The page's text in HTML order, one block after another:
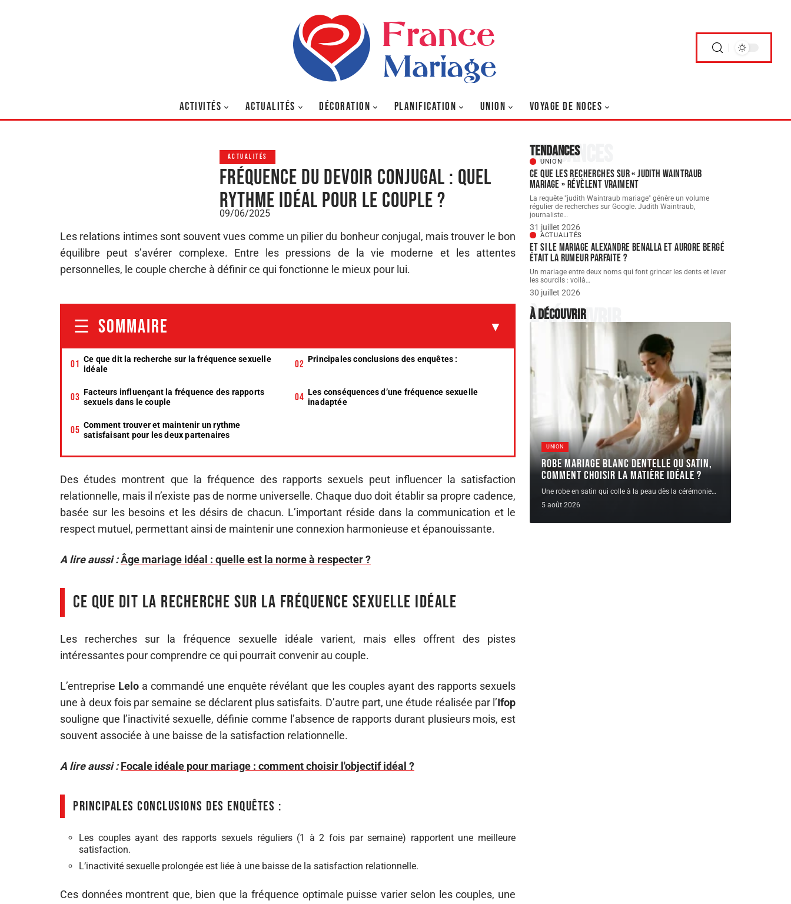
ACTIVITÉS ACTUALITÉS DÉCORATION PLANIFICATION UNION VOYAGE DE NOCES
ACTUALITÉS
Fréquence du devoir conjugal : quel
rythme idéal pour le couple ?
09/06/2025
Les relations intimes sont souvent vues comme un pilier du bonheur conjugal, mais trouver le bon
équilibre peut s’avérer complexe. Entre les pressions de la vie moderne et les attentes
personnelles, le couple cherche à définir ce qui fonctionne le mieux pour lui.
SOMMAIRE
Ce que dit la recherche sur la fréquence sexuelle
idéale
Principales conclusions des enquêtes :
Facteurs influençant la fréquence des rapports
sexuels dans le couple
Les conséquences d’une fréquence sexuelle
inadaptée
Comment trouver et maintenir un rythme
satisfaisant pour les deux partenaires
Des études montrent que la fréquence des rapports sexuels peut influencer la satisfaction
relationnelle, mais il n’existe pas de norme universelle. Chaque duo doit établir sa propre cadence,
basée sur les besoins et les désirs de chacun. L’important réside dans la communication et le
respect mutuel, permettant ainsi de maintenir une connexion harmonieuse et épanouissante.
A lire aussi :Âge mariage idéal : quelle est la norme à respecter ?
Ce que dit la recherche sur la fréquence sexuelle idéale
Les recherches sur la fréquence sexuelle idéale varient, mais elles offrent des pistes
intéressantes pour comprendre ce qui pourrait convenir au couple.
L’entreprise Lelo a commandé une enquête révélant que les couples ayant des rapports sexuels
une à deux fois par semaine se déclarent plus satisfaits. D’autre part, une étude réalisée par l’Ifop
souligne que l’inactivité sexuelle, définie comme l’absence de rapports durant plusieurs mois, est
souvent associée à une baisse de la satisfaction relationnelle.
A lire aussi : Focale idéale pour mariage : comment choisir l'objectif idéal ?
Principales conclusions des enquêtes :
Les couples ayant des rapports sexuels réguliers (1 à 2 fois par semaine) rapportent une meilleure
satisfaction.
L’inactivité sexuelle prolongée est liée à une baisse de la satisfaction relationnelle.
Ces données montrent que, bien que la fréquence optimale puisse varier selon les couples, une
Tendances
Tendances
UNION
Ce que les recherches sur « judith Waintraub
mariage » révèlent vraiment
La requête "judith Waintraub mariage" génère un volume
régulier de recherches sur Google. Judith Waintraub,
journaliste…
31 juillet 2026
ACTUALITÉS
Et si le Mariage Alexandre Benalla et Aurore Bergé
était la rumeur parfaite ?
Un mariage entre deux noms qui font grincer les dents et lever
les sourcils : voilà…
30 juillet 2026
À découvrir
À découvrir
UNION
Robe Mariage blanc dentelle ou satin,
comment choisir la matière idéale ?
Une robe en satin qui colle à la peau dès la cérémonie…
5 août 2026